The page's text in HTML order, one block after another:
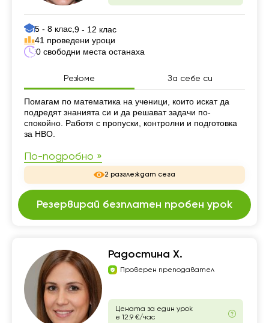
5 - 8 клас, 9 - 12 клас
41 проведени уроци
0 свободни места останаха
Резюме За себе си
Резюме
Помагам по математика на ученици, които искат да
подредят знанията си и да решават задачи по-
спокойно. Работя с пропуски, контролни и подготовка
за НВО.
По-подробно »
2 разглеждат сега
Резервирай безплатен пробен урок
Радостина Х.
Проверен преподавател
Цената за един урок
е 12.9 €/час